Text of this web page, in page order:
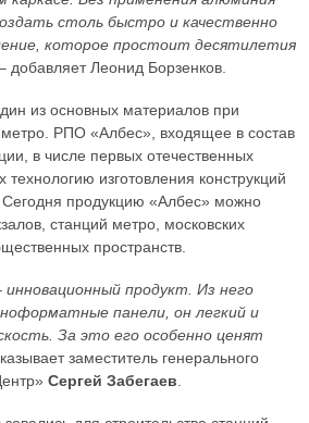
столь быстро и качественно
которое простоит десятилетия
добавляет Леонид Борзенков.
из основных материалов при
метро. РПО «Албес», входящее в состав
в числе первых отечественных
технологию изготовления конструкций
продукцию «Албес» можно
станций метро, московских
пространств.
продукт. Из него
панели, он легкий и
За это его особенно ценят
заместитель генерального
Сергей Забегаев.